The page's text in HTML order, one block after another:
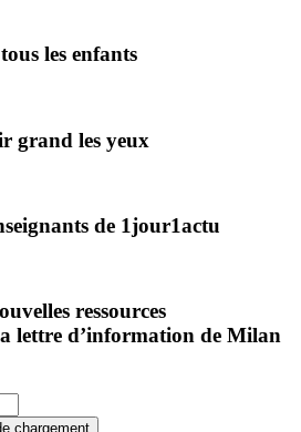
les enfants
grand les yeux
de 1jour1actu
ressources
lettre d’information de Milan